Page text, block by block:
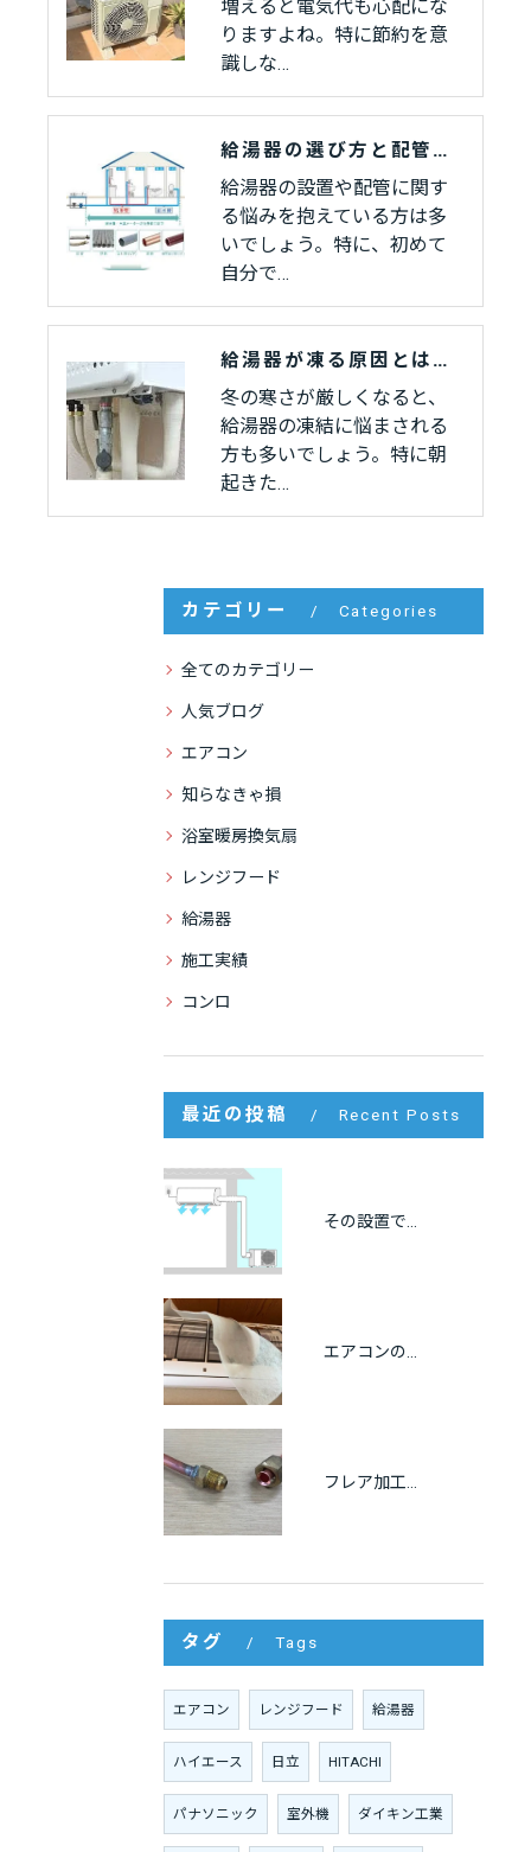
増えると電気代も心配にな
りますよね。特に節約を意
識しな…
給湯器の選び方と配管設置で失敗しないポイント
給湯器の設置や配管に関す
る悩みを抱えている方は多
いでしょう。特に、初めて
自分で…
給湯器が凍る原因とは？家庭でできる凍結防止対策まとめ
冬の寒さが厳しくなると、
給湯器の凍結に悩まされる
方も多いでしょう。特に朝
起きた…
カテゴリー Categories
全てのカテゴリー
人気ブログ
エアコン
知らなきゃ損
浴室暖房換気扇
レンジフード
給湯器
施工実績
コンロ
最近の投稿 Recent Posts
タグ Tags
エアコン レンジフード 給湯器
ハイエース 日立 HITACHI
パナソニック 室外機 ダイキン工業